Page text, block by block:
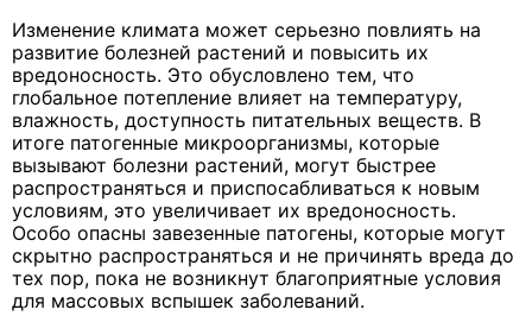
Изменение климата может серьезно повлиять на
развитие болезней растений и повысить их
вредоносность. Это обусловлено тем, что
глобальное потепление влияет на температуру,
влажность, доступность питательных веществ. В
итоге патогенные микроорганизмы, которые
вызывают болезни растений, могут быстрее
распространяться и приспосабливаться к новым
условиям, это увеличивает их вредоносность.
Особо опасны завезенные патогены, которые могут
скрытно распространяться и не причинять вреда до
тех пор, пока не возникнут благоприятные условия
для массовых вспышек заболеваний.